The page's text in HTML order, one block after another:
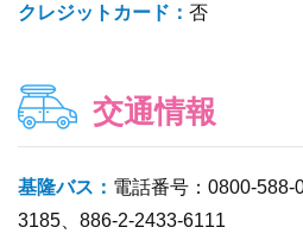
クレジットカード： 否
交通情報
基隆バス： 電話番号：0800-588-
3185、886-2-2433-6111